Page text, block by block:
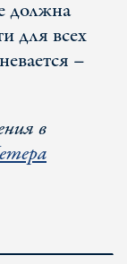
должна
для всех
–
в